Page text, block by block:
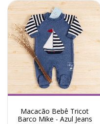
Macacão Bebê Tricot
Barco Mike - Azul Jeans